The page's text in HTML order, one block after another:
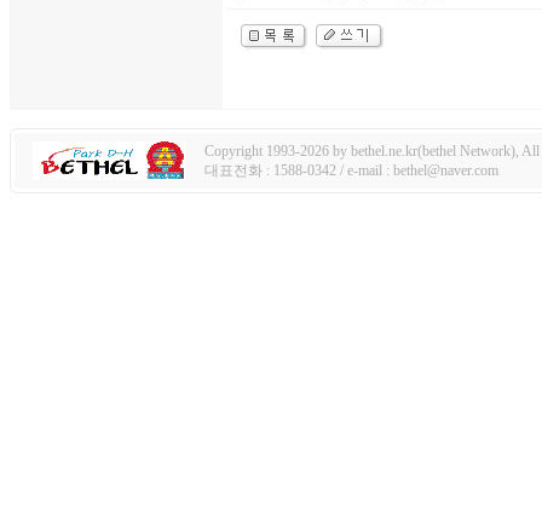
Copyright 1993-2026 by bethel.ne.kr(bethel Network), All
대표전화 : 1588-0342 / e-mail : bethel@naver.com